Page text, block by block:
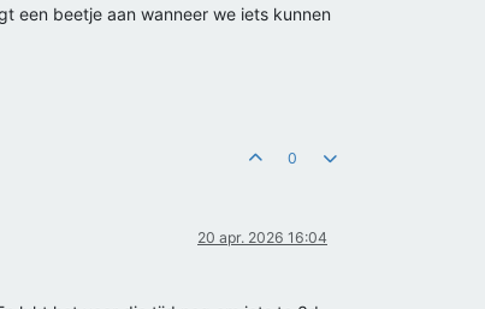
een beetje aan wanneer we iets kunnen
0
20 apr. 2026 16:04